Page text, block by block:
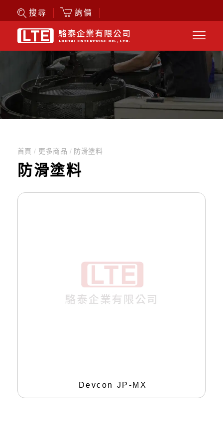
搜尋 詢價
首頁/ 更多商品 /防滑塗料
防滑塗料
Devcon JP-MX